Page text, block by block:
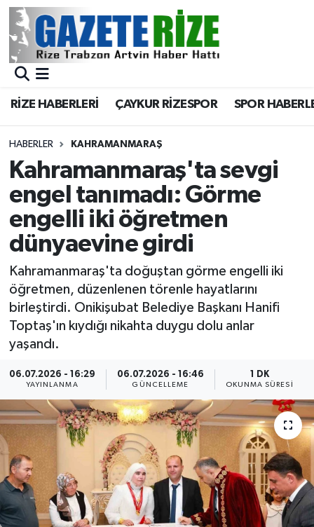
RİZE HABERLERİ ÇAYKUR RİZESPOR SPOR
HABERLER KAHRAMANMARAŞ
Kahramanmaraş'ta sevgi
engel tanımadı: Görme
engelli iki öğretmen
dünyaevine girdi
Kahramanmaraş'ta doğuştan görme engelli iki
öğretmen, düzenlenen törenle hayatlarını
birleştirdi. Onikişubat Belediye Başkanı Hanifi
Toptaş'ın kıydığı nikahta duygu dolu anlar
yaşandı.
06.07.2026 - 16:29
YAYINLANMA
06.07.2026 - 16:46
GÜNCELLEME
1 DK
OKUNMA SÜRESI
BÖLGEMİZ
Asayiş
Rize Jandarma Komutanlığı
Bilim Teknoloji
Bölge
Advertising news
Canlı Maç
ÇEVRE
Dış Haberler
Dünya
EĞİTİM
EKONOMİ
English News
Merkez Nöbetçi Eczaneler
Merkez Trafik Yoğunluk Haritası
Süper Lig Puan Durumu ve Fikstür
Tüm Manşetler
Son Dakika Haberleri
Haber Arşivi